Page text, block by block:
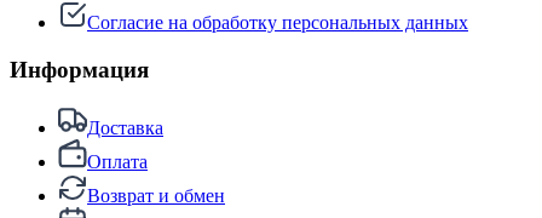
Согласие на обработку персональных данных
Информация
Доставка
Оплата
Возврат и обмен